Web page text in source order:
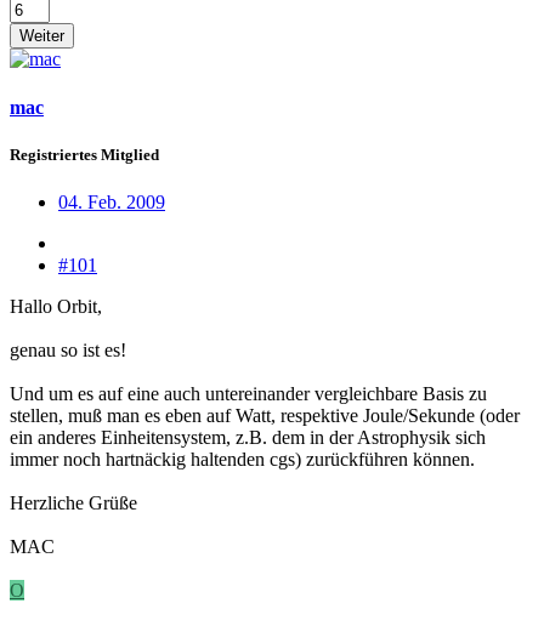
Weiter
mac
Registriertes Mitglied
04. Feb. 2009
#101
Hallo Orbit,
genau so ist es!
Und um es auf eine auch untereinander vergleichbare Basis zu
stellen, muß man es eben auf Watt, respektive Joule/Sekunde (oder
ein anderes Einheitensystem, z.B. dem in der Astrophysik sich
immer noch hartnäckig haltenden cgs) zurückführen können.
Herzliche Grüße
MAC
O